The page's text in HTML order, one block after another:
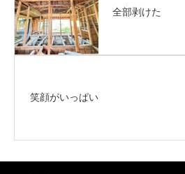
全部剥けた
笑顔がいっぱい